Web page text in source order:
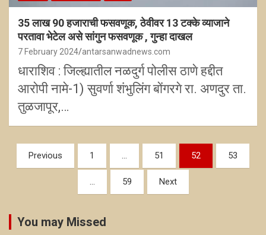
35 लाख 90 हजाराची फसवणूक, ठेवीवर 13 टक्के व्याजाने
परतावा भेटेल असे सांगुन फसवणूक , गुन्हा दाखल
7 February 2024 antarsanwadnews.com
धाराशिव : जिल्ह्यातील नळदुर्ग पोलीस ठाणे हद्दीत
आरोपी नामे-1) सुवर्णा शंभुलिंग बोंगरगे रा. अणदुर ता.
तुळजापूर,…
Posts
pagination
Previous 1 … 51 52 53
… 59 Next
You may Missed